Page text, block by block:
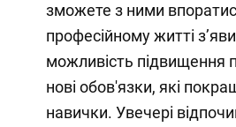
зможете з ними
професійному житті
можливість підвищення
нові обов'язки, які
навички. Увечері